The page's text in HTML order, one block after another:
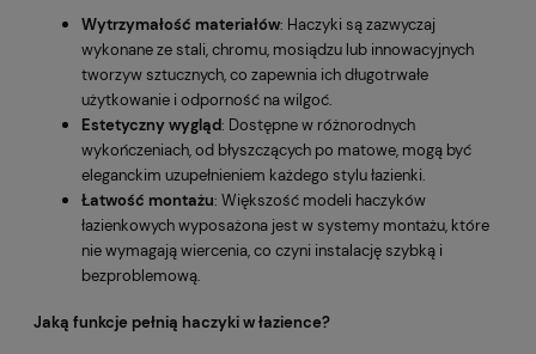
Wytrzymałość materiałów: Haczyki są zazwyczaj
wykonane ze stali, chromu, mosiądzu lub innowacyjnych
tworzyw sztucznych, co zapewnia ich długotrwałe
użytkowanie i odporność na wilgoć.
Estetyczny wygląd: Dostępne w różnorodnych
wykończeniach, od błyszczących po matowe, mogą być
eleganckim uzupełnieniem każdego stylu łazienki.
Łatwość montażu: Większość modeli haczyków
łazienkowych wyposażona jest w systemy montażu, które
nie wymagają wiercenia, co czyni instalację szybką i
bezproblemową.
Jaką funkcje pełnią haczyki w łazience?